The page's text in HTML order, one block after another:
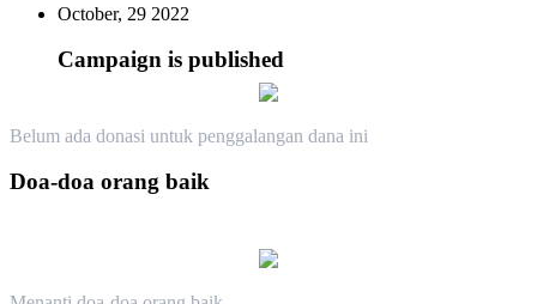
1. Transfer atau Scan ke rekening dan barcode, tambahkan kode
unik/ket. transfer
2. Masukan data diri dan nominal donasi
October, 29 2022
Campaign is published
Belum ada donasi untuk penggalangan dana ini
Doa-doa orang baik